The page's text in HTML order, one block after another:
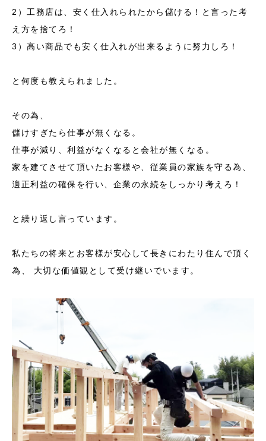
2）工務店は、安く仕入れられたから儲ける！と言った考
え方を捨てろ！
3）高い商品でも安く仕入れが出来るように努力しろ！
と何度も教えられました。
その為、
儲けすぎたら仕事が無くなる。
仕事が減り、利益がなくなると会社が無くなる。
家を建てさせて頂いたお客様や、従業員の家族を守る為、
適正利益の確保を行い、企業の永続をしっかり考えろ！
と繰り返し言っています。
私たちの将来とお客様が安心して長きにわたり住んで頂く
為、 大切な価値観として受け継いでいます。